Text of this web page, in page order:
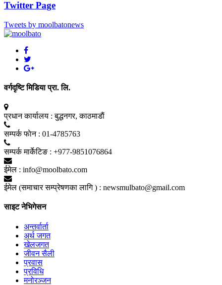
Twitter Page
Tweets by moolbatonews
वर्गदृष्टि मिडिया प्रा. लि.
प्रधान कार्यालय : बुद्धनगर, काठमाडाैं
सम्पर्क फाेन : 01-4785763
सम्पर्क मार्केटिङ : +977-9851076864
ईमेल : info@moolbato.com
ईमेल (समाचार सम्प्रेषणका लागि ) : newsmulbato@gmail.com
साइट नेभिगेसन
अन्तर्वार्ता
अर्थ जगत
खेलजगत
जीवन सैली
प्रवास
प्रविधि
मनोरञ्जन